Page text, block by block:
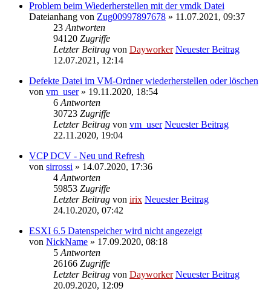
Problem beim Wiederherstellen mit der vmdk Datei
Dateianhang von Zug00997897678 » 11.07.2021, 09:37
23 Antworten
94120 Zugriffe
Letzter Beitrag von Dayworker Neuester Beitrag
12.07.2021, 12:14
Defekte Datei im VM-Ordner wiederherstellen oder löschen
von vm_user» 19.11.2020, 18:54
6 Antworten
30723 Zugriffe
Letzter Beitrag von vm_user Neuester Beitrag
22.11.2020, 19:04
VCP DCV - Neu und Refresh
von sirrossi » 14.07.2020, 17:36
4 Antworten
59853 Zugriffe
Letzter Beitrag von irix Neuester Beitrag
24.10.2020, 07:42
ESXI 6.5 Datenspeicher wird nicht angezeigt
von NickName » 17.09.2020, 08:18
5 Antworten
26166 Zugriffe
Letzter Beitrag von Dayworker Neuester Beitrag
20.09.2020, 12:09